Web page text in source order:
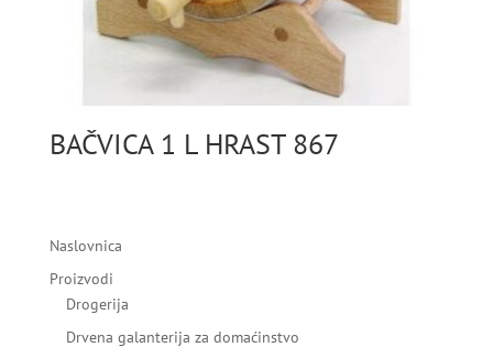
BAČVICA 1 L HRAST 867
Naslovnica
Proizvodi
Drogerija
Drvena galanterija za domaćinstvo